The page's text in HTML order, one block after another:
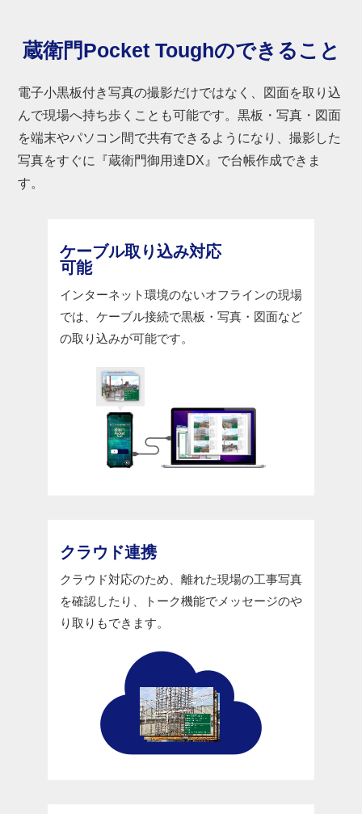
蔵衛門Pocket Toughのできること
電子小黒板付き写真の撮影だけではなく、図面を取り込
んで現場へ持ち歩くことも可能です。黒板・写真・図面
を端末やパソコン間で共有できるようになり、撮影した
写真をすぐに『蔵衛門御用達DX』で台帳作成できま
す。
ケーブル取り込み対応
可能
インターネット環境のないオフラインの現場
では、ケーブル接続で黒板・写真・図面など
の取り込みが可能です。
クラウド連携
クラウド対応のため、離れた現場の工事写真
を確認したり、トーク機能でメッセージのや
り取りもできます。